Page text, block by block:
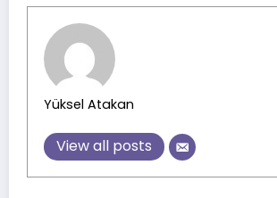
Yüksel Atakan
View all posts